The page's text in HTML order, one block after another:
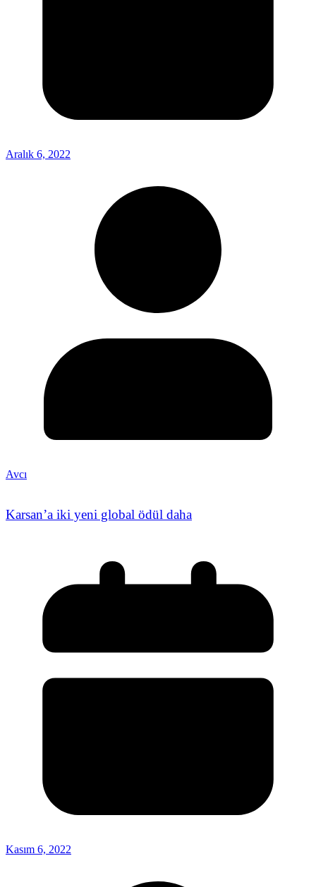
Aralık 6, 2022
Avcı
Karsan’a iki yeni global ödül daha
Kasım 6, 2022